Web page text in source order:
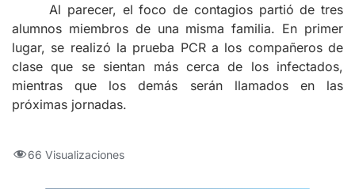
Al parecer, el foco de contagios partió de tres
alumnos miembros de una misma familia. En primer
lugar, se realizó la prueba PCR a los compañeros de
clase que se sientan más cerca de los infectados,
mientras que los demás serán llamados en las
próximas jornadas.
66 Visualizaciones